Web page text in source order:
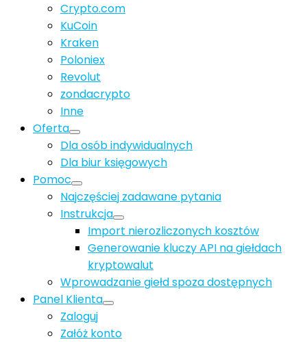
Crypto.com
KuCoin
Kraken
Poloniex
Revolut
zondacrypto
Inne
Oferta
Dla osób indywidualnych
Dla biur księgowych
Pomoc
Najczęściej zadawane pytania
Instrukcja
Import nierozliczonych kosztów
Generowanie kluczy API na giełdach
kryptowalut
Wprowadzanie giełd spoza dostępnych
Panel Klienta
Zaloguj
Załóż konto